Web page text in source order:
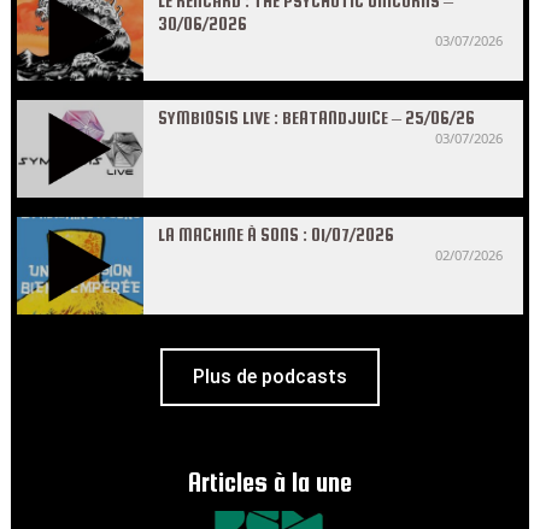
30/06/2026
03/07/2026
SYMBIOSIS LIVE : BEATANDJUICE – 25/06/26
03/07/2026
LA MACHINE À SONS : 01/07/2026
02/07/2026
Plus de podcasts
Articles à la une